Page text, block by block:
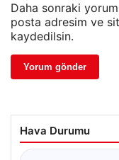
Daha sonraki
posta adresim ve
kaydedilsin.
Hava Durumu